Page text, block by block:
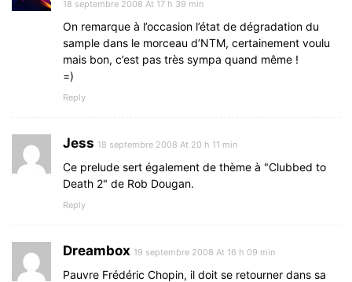
18 septembre 2008 At 17 h 39 min
On remarque à l’occasion l’état de dégradation du
sample dans le morceau d’NTM, certainement voulu
mais bon, c’est pas très sympa quand même !
=)
Reply
Jess 18 septembre 2008 At 20 h 11 min
Ce prelude sert également de thème à "Clubbed to
Death 2" de Rob Dougan.
Reply
Dreambox 19 septembre 2008 At 16 h 09 min
Pauvre Frédéric Chopin, il doit se retourner dans sa